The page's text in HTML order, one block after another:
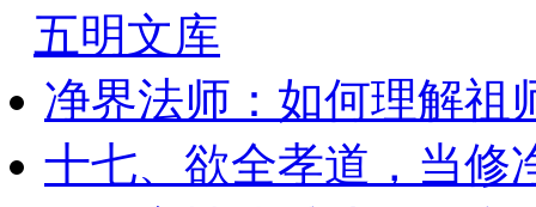
五明文库
净界法师：如何理解祖
十七、欲全孝道，当修